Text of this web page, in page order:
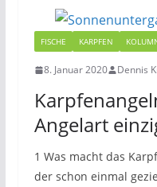
FISCHE KARPFEN
8. Januar 2020 Dennis
Angelart
1 Was macht das
der schon einmal